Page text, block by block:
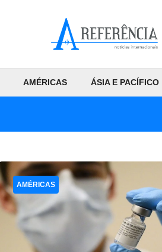
AMÉRICAS ÁSIA E PACÍFICO
AMÉRICAS